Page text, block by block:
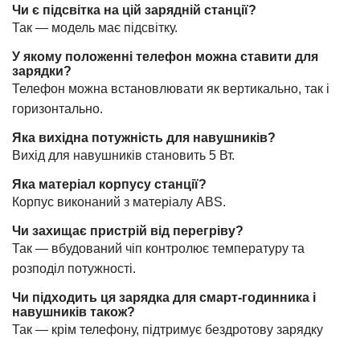
Чи є підсвітка на цій зарядній станції?
Так — модель має підсвітку.
У якому положенні телефон можна ставити для
зарядки?
Телефон можна встановлювати як вертикально, так і
горизонтально.
Яка вихідна потужність для навушників?
Вихід для навушників становить 5 Вт.
Яка матеріал корпусу станції?
Корпус виконаний з матеріалу ABS.
Чи захищає пристрій від перегріву?
Так — вбудований чіп контролює температуру та
розподіл потужності.
Чи підходить ця зарядка для смарт-годинника і
навушників також?
Так — крім телефону, підтримує бездротову зарядку